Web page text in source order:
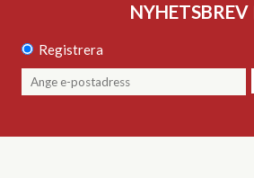
NYHETSBREV
Registrera